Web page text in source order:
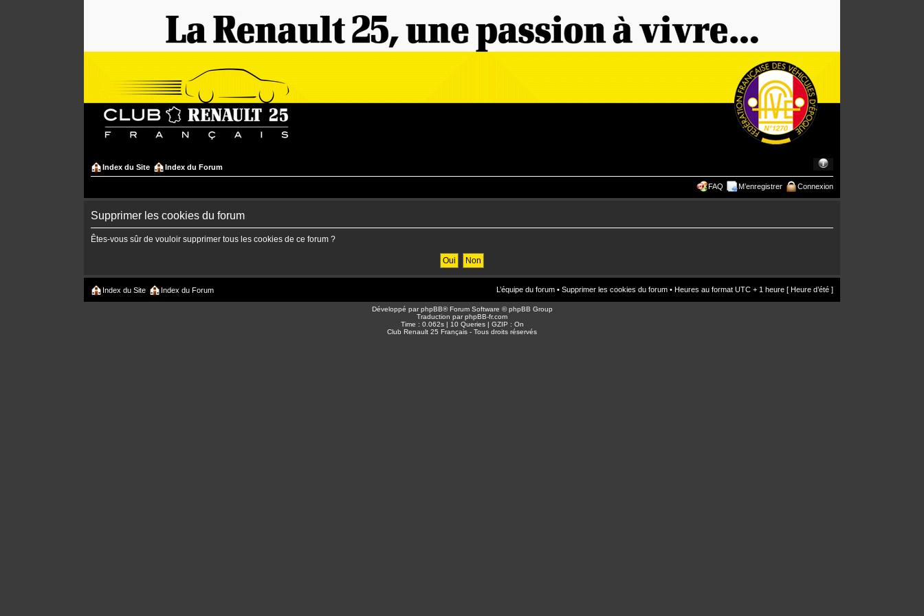
Index du Site Index du Forum
FAQ M’enregistrer Connexion
Supprimer les cookies du forum
Êtes-vous sûr de vouloir supprimer tous les cookies de ce forum ?
Index du Site Index du Forum L’équipe du forum • Supprimer les cookies du forum • Heures au format UTC + 1 heure [ Heure d’été ]
Développé parphpBB® Forum Software © phpBB Group
Traduction parphpBB-fr.com
Time : 0.062s | 10 Queries | GZIP : On
Club Renault 25 Français - Tous droits réservés